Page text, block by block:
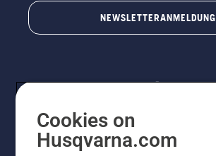
NEWSLETTERANMELDUNG
Cookies on
Husqvarna.com